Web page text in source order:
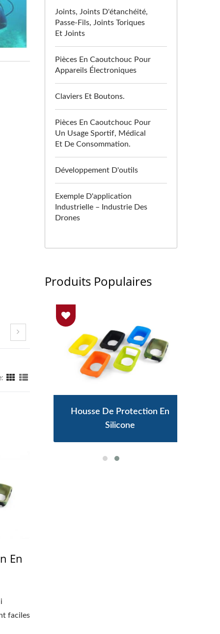
En
faciles
Joints, Joints D'étanchéité,
Passe-Fils, Joints Toriques
Et Joints
Pièces En Caoutchouc Pour
Appareils Électroniques
Claviers Et Boutons.
Pièces En Caoutchouc Pour
Un Usage Sportif, Médical
Et De Consommation.
Développement D'outils
Exemple D'application
Industrielle – Industrie Des
Drones
Produits Populaires
Housse De Protection En
Silicone